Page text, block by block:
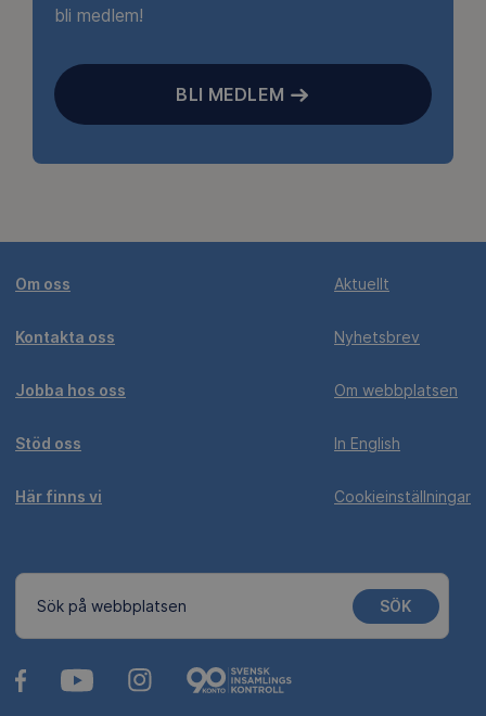
bli medlem!
BLI MEDLEM
Om oss
Kontakta oss
Jobba hos oss
Stöd oss
Här finns vi
Aktuellt
Nyhetsbrev
Om webbplatsen
In English
Cookieinställningar
Sök på webbplatsen SÖK